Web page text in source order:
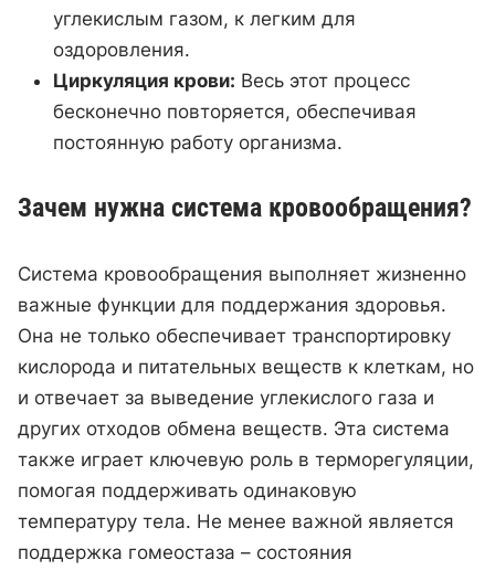
углекислым газом, к легким для
оздоровления.
Циркуляция крови: Весь этот процесс
бесконечно повторяется, обеспечивая
постоянную работу организма.
Зачем нужна система кровообращения?
Система кровообращения выполняет жизненно
важные функции для поддержания здоровья.
Она не только обеспечивает транспортировку
кислорода и питательных веществ к клеткам, но
и отвечает за выведение углекислого газа и
других отходов обмена веществ. Эта система
также играет ключевую роль в терморегуляции,
помогая поддерживать одинаковую
температуру тела. Не менее важной является
поддержка гомеостаза – состояния